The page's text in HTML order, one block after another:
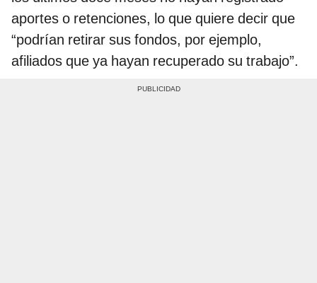
aportes o retenciones, lo que quiere decir que
“podrían retirar sus fondos, por ejemplo,
afiliados que ya hayan recuperado su trabajo”.